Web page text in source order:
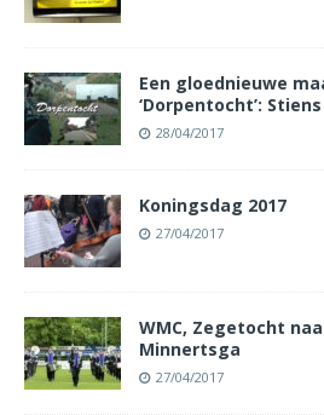
Een gloednieuwe
‘Dorpentocht’: Stiens
28/04/2017
Koningsdag 2017
27/04/2017
WMC, Zegetocht
Minnertsga
27/04/2017